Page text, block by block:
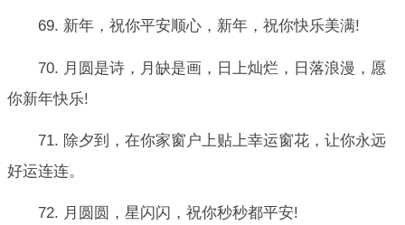
69. 新年，祝你平安顺心，新年，祝你快乐美满!
70. 月圆是诗，月缺是画，日上灿烂，日落浪漫，愿
你新年快乐!
71. 除夕到，在你家窗户上贴上幸运窗花，让你永远
好运连连。
72. 月圆圆，星闪闪，祝你秒秒都平安!